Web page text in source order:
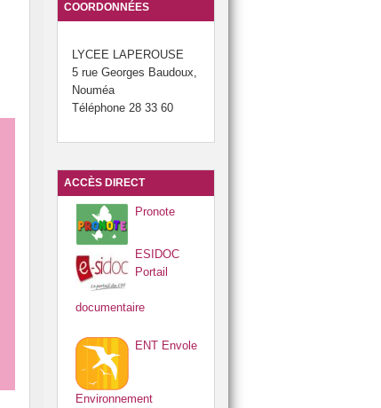
COORDONNÉES
LYCEE LAPEROUSE
5 rue Georges Baudoux,
Nouméa
Téléphone 28 33 60
ACCÈS DIRECT
Pronote
ESIDOC
Portail
documentaire
ENT Envole
Environnement